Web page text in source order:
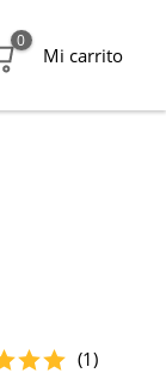
0
Mi carrito
(1)